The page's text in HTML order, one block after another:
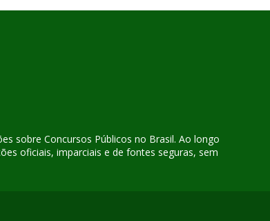
sobre Concursos Públicos no Brasil. Ao longo
oficiais, imparciais e de fontes seguras, sem